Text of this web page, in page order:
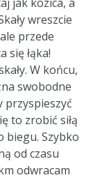
wreszcie
przede
się łąka!
W końcu,
swobodne
przyspieszyć
to zrobić siłą
biegu. Szybko
od czasu
odwracam